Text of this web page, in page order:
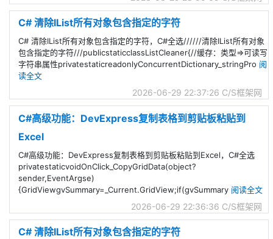
C# 清除IList所有对象包含指定的字符
C# 清除IList所有对象包含指定的字符，C#全选//////清除IList所有对象
包含指定的字符///publicstaticclassListCleaner{//缓存：类型=>可读写
字符串属性privatestaticreadonlyConcurrentDictionary_stringPro 阅
读全文
2026-06-29 22:37:26 C/S框架网
C#高级功能：DevExpress复制表格到剪贴板粘贴到
Excel
C#高级功能：DevExpress复制表格到剪贴板粘贴到Excel，C#全选
privatestaticvoidOnClick_CopyGridData(object?
sender,EventArgse)
{GridViewgvSummary=_Current.GridView;if(gvSummary 阅读全文
2026-06-29 22:36:36 C/S框架网
C# 清除IList所有对象包含指定的字符